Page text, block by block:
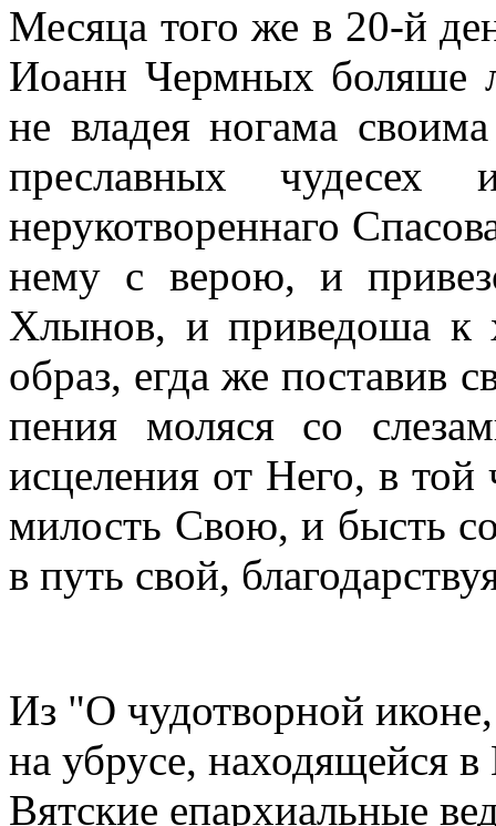
Месяца того же в 20-й
Иоанн Чермных боляше
не владея ногама
преславных чудесех
нерукотвореннаго
нему с верою, и
Хлынов, и приведоша к
образ, егда же поставив
пения моляся со
исцеления от Него, в
милость Свою, и бысть
в путь свой,
Из "О чудотворной
на убрусе, находящейся
Вятские епархиальные